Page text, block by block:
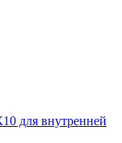
для внутренней